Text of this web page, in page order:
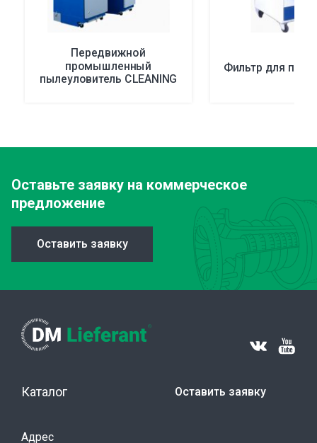
Передвижной
промышленный
пылеуловитель CLEANING
Фильтр для пыли
Оставьте заявку на коммерческое
предложение
Оставить заявку
Каталог Оставить заявку
Адрес